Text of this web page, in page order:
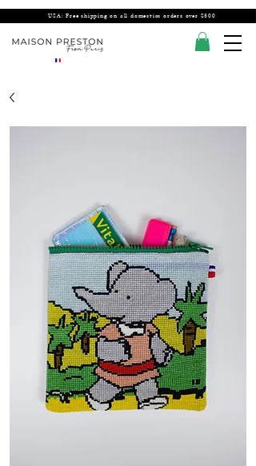
USA: Free shipping on all domestics orders over $300